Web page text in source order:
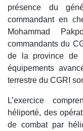
présence du
commandant en
Mohammad
commandants du
de la province de
équipements
terrestre du CGRI
L’exercice
héliporté, des
de combat par